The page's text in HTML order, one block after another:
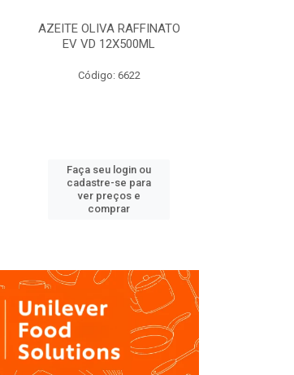
AZEITE OLIVA RAFFINATO
EV VD 12X500ML
Código: 6622
Faça seu login ou
cadastre-se para
ver preços e
comprar